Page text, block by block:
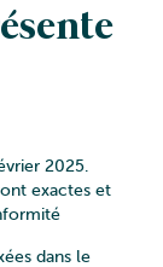
2025.
exactes et
dans le